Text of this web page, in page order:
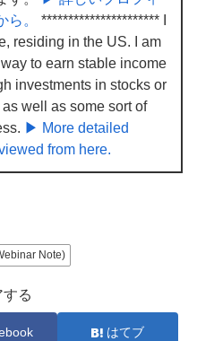
ら。
********************** I
residing in the US. I am
to earn stable income
investments in stocks or
well as some sort of
▶ More detailed
from here.
Note)
する
はてブ